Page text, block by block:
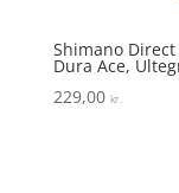
Shimano
Dura Ace,
229,00 kr.